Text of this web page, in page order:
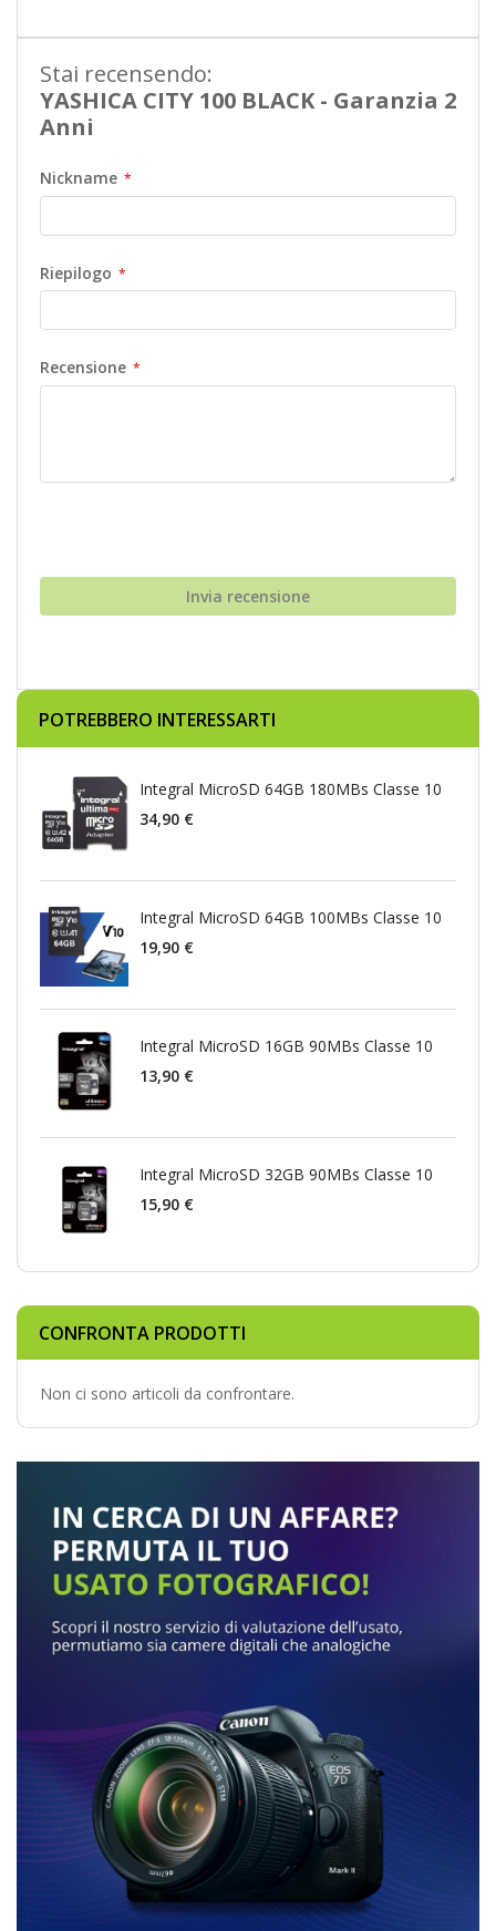
Stai recensendo:
YASHICA CITY 100 BLACK - Garanzia 2
Anni
Nickname
Riepilogo
Recensione
Invia recensione
POTREBBERO INTERESSARTI
Integral MicroSD 64GB 180MBs Classe 10
34,90 €
Integral MicroSD 64GB 100MBs Classe 10
19,90 €
Integral MicroSD 16GB 90MBs Classe 10
13,90 €
Integral MicroSD 32GB 90MBs Classe 10
15,90 €
CONFRONTA PRODOTTI
Non ci sono articoli da confrontare.